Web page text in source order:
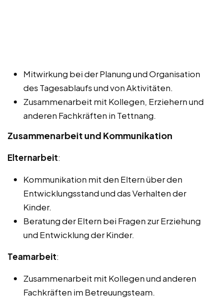
Mitwirkung bei der Planung und Organisation
des Tagesablaufs und von Aktivitäten.
Zusammenarbeit mit Kollegen, Erziehern und
anderen Fachkräften in Tettnang.
Zusammenarbeit und Kommunikation
Elternarbeit:
Kommunikation mit den Eltern über den
Entwicklungsstand und das Verhalten der
Kinder.
Beratung der Eltern bei Fragen zur Erziehung
und Entwicklung der Kinder.
Teamarbeit:
Zusammenarbeit mit Kollegen und anderen
Fachkräften im Betreuungsteam.